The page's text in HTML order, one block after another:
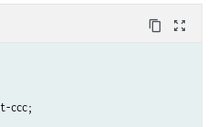
content_copy zoom_out_map
ccc;